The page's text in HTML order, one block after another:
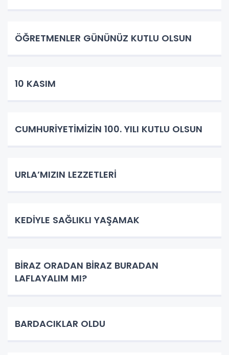
ÖĞRETMENLER GÜNÜNÜZ KUTLU OLSUN
10 KASIM
CUMHURİYETİMİZİN 100. YILI KUTLU OLSUN
URLA’MIZIN LEZZETLERİ
KEDİYLE SAĞLIKLI YAŞAMAK
BİRAZ ORADAN BİRAZ BURADAN
LAFLAYALIM MI?
BARDACIKLAR OLDU